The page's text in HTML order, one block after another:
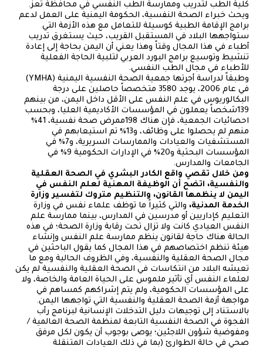
كلية الطب لتدريب وممارسة الطب النفسي في محافظة تعز.
ويحث خبراء الصحة النفسية، الحكومة اليمنية على العمل لدعم
برامج الإقامة الطبية كوسيلة للتعامل مع هذه الأزمة التي
ستواجهها البلاد في المستقبل القريب، حيث يستغرق تدريب
أطباء في هذا المجال وقتاً وهذا يعني أن اليمن بحاجة إلى إعادة
تنشيط وتوسيع برامج البورد العربي لتلبية الحاجة الفعلية
للأطباء في مجال الطب النفسي.
وطبقاً لدراسة أجرتها جمعية الصحة النفسية اليمنية (YMHA)
في عام 2006، يوجد 3580 متخصصاً حاصلين على درجة
البكالوريوس في علم النفس على الأقل داخل اليمن، من بينهم
139شخصاً يعملون في المؤسسات الأكاديمية العليا، وبحسب
احصائيات الجمعية، فإن هناك 198ممرض صحة نفسية، 41٪
منهم لم يحصلوا على وظائف، و13٪ تم استيعابهم في
المستشفيات والعيادات والممارسات السريرية، و7٪ في
المؤسسات البحثية و20٪ في الإدارات الحكومية 9٪ في
الجامعات والمدارس.
ومن خلال تقصي واقع الكادر البشري في الصحة العقلية
والنفسية، اتضح أن الوظيفة المهنية لعلم النفس في
اليمن لا ينظمها القانون، والتنظيم متروك لتفسير وزارة
الخدمة المدنية، والتي كثيراً ما توظف علماء نفس في وزارة
التعليم كإداريين أو مدرسين في المدارس، بينما ممارسة علم
النفس العيادي كانت ولا تزال تحت رقابة وزارة الصحة؛ في هذه
الحالة هناك حاجة لقانون ينظم ممارسة علم النفس وإنشاء
هيئة تنظم اختصاصهم في هذا المجال كما يقول الباحثين في
مجال الصحة العقلية والنفسية، وفي الظروف الحالية ومع ما
تعيشه البلاد من انتكاسات في الصحة العقلية والنفسية لم يكن
لعلماء النفس أي تأثير ملموس على الحياة العامة والخاصة، ولا
على المؤسسات الحكومية، ولم يتم إشراكهم كمساهم في
مواجهة أزمة الصحة العقلية والنفسية التي تواجهها اليمن.
بالاستناد إلى توجيهات دليل التدخلات الإنسانية لبرنامج رأب
الفجوة في الصحة النفسية التابعة لمنظمة الصحة العالمية /
ومفوضية شؤون اللاجئين؛ يوصى بوجوب أن يكون لكل مرفق
صحي في حالة الطوارئ (بما في ذلك العيادات المتنقلة